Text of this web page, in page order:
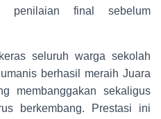
penilaian final sebelum
seluruh warga sekolah
berhasil meraih Juara
membanggakan sekaligus
berkembang. Prestasi ini